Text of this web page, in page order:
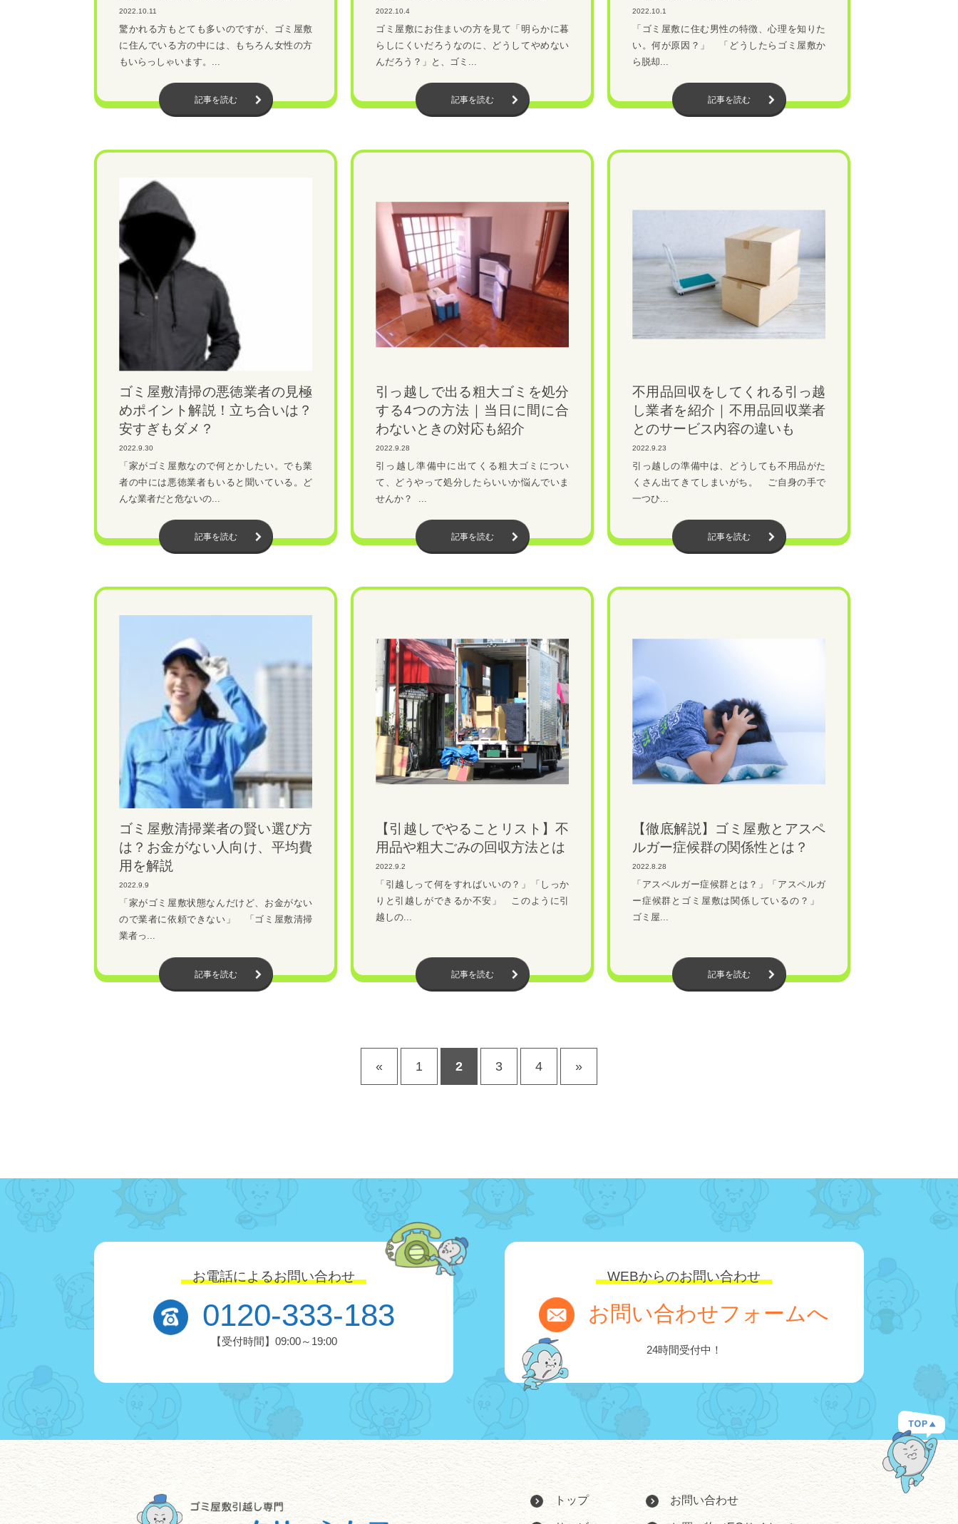
2022.10.11
驚かれる方もとても多いのですが、ゴミ屋敷
に住んでいる方の中には、もちろん女性の方
もいらっしゃいます。...
記事を読む
2022.10.4
ゴミ屋敷にお住まいの方を見て「明らかに暮
らしにくいだろうなのに、どうしてやめない
んだろう？」と、ゴミ...
記事を読む
2022.10.1
「ゴミ屋敷に住む男性の特徴、心理を知りた
い。何が原因？」 「どうしたらゴミ屋敷か
ら脱却...
記事を読む
ゴミ屋敷清掃の悪徳業者の見極
めポイント解説！立ち合いは？
安すぎもダメ？
2022.9.30
「家がゴミ屋敷なので何とかしたい。でも業
者の中には悪徳業者もいると聞いている。ど
んな業者だと危ないの...
記事を読む
引っ越しで出る粗大ゴミを処分
する4つの方法｜当日に間に合
わないときの対応も紹介
2022.9.28
引っ越し準備中に出てくる粗大ゴミについ
て、どうやって処分したらいいか悩んでいま
せんか？ ...
記事を読む
不用品回収をしてくれる引っ越
し業者を紹介｜不用品回収業者
とのサービス内容の違いも
2022.9.23
引っ越しの準備中は、どうしても不用品がた
くさん出てきてしまいがち。 ご自身の手で
一つひ...
記事を読む
ゴミ屋敷清掃業者の賢い選び方
は？お金がない人向け、平均費
用を解説
2022.9.9
「家がゴミ屋敷状態なんだけど、お金がない
ので業者に依頼できない」 「ゴミ屋敷清掃
業者っ...
記事を読む
【引越しでやることリスト】不
用品や粗大ごみの回収方法とは
2022.9.2
「引越しって何をすればいいの？」「しっか
りと引越しができるか不安」 このように引
越しの...
記事を読む
【徹底解説】ゴミ屋敷とアスペ
ルガー症候群の関係性とは？
2022.8.28
「アスペルガー症候群とは？」「アスペルガ
ー症候群とゴミ屋敷は関係しているの？」
ゴミ屋...
記事を読む
« 1 2 3 4 »
お電話によるお問い合わせ
0120-333-183
【受付時間】09:00～19:00
WEBからのお問い合わせ
お問い合わせフォームへ
24時間受付中！
トップ お問い合わせ